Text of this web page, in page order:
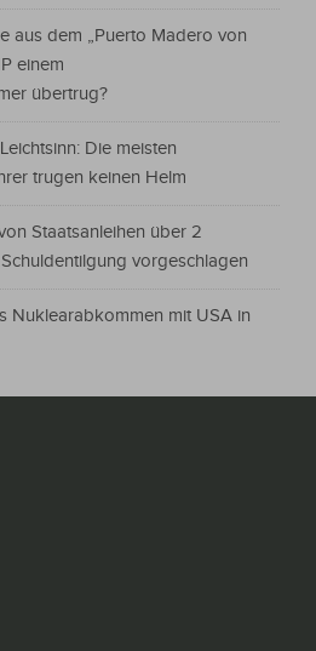
aus dem „Puerto Madero von
einem
übertrug?
Die meisten
trugen keinen Helm
Staatsanleihen über 2
vorgeschlagen
Nuklearabkommen mit USA in